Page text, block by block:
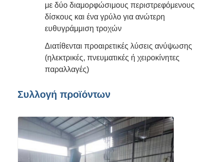
με δύο διαμορφώσιμους περιστρεφόμενους
δίσκους και ένα γρύλο για ανώτερη
ευθυγράμμιση τροχών
Διατίθενται προαιρετικές λύσεις ανύψωσης
(ηλεκτρικές, πνευματικές ή χειροκίνητες
παραλλαγές)
Συλλογή προϊόντων